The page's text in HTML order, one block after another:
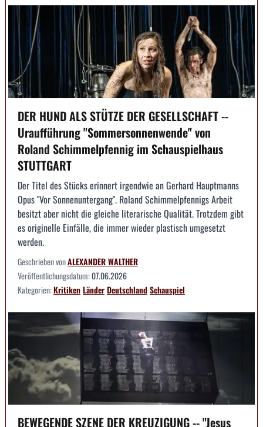
DER HUND ALS STÜTZE DER GESELLSCHAFT --
Uraufführung "Sommersonnenwende" von
Roland Schimmelpfennig im Schauspielhaus
STUTTGART
Der Titel des Stücks erinnert irgendwie an Gerhard Hauptmanns
Opus "Vor Sonnenuntergang". Roland Schimmelpfennigs Arbeit
besitzt aber nicht die gleiche literarische Qualität. Trotzdem gibt
es originelle Einfälle, die immer wieder plastisch umgesetzt
werden.
Geschrieben vonALEXANDER WALTHER
Veröffentlichungsdatum:07.06.2026
Kategorien:KritikenLänderDeutschlandSchauspiel
BEWEGENDE SZENE DER KREUZIGUNG -- "Jesus